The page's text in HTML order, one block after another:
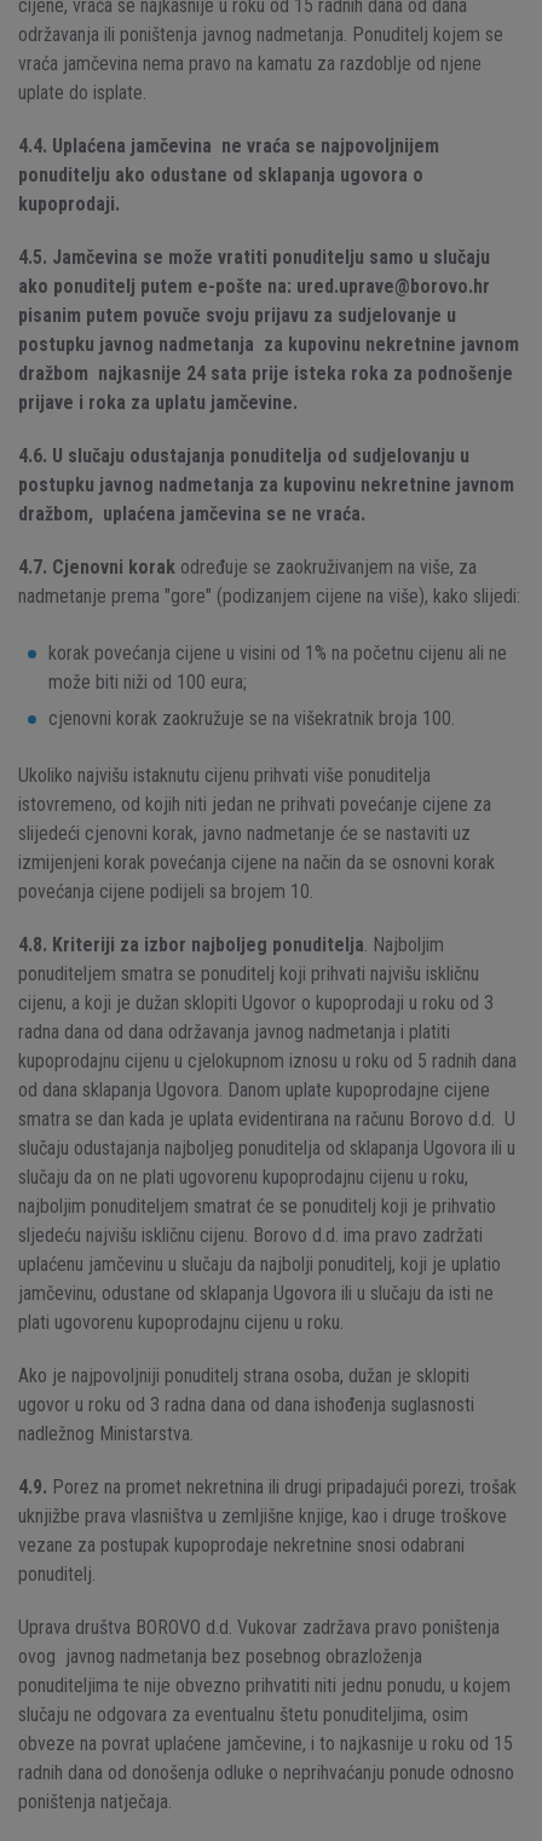
cijene, vraća se najkasnije u roku od 15 radnih dana od dana
održavanja ili poništenja javnog nadmetanja. Ponuditelj kojem se
vraća jamčevina nema pravo na kamatu za razdoblje od njene
uplate do isplate.
4.4. Uplaćena jamčevina ne vraća se najpovoljnijem
ponuditelju ako odustane od sklapanja ugovora o
kupoprodaji.
4.5. Jamčevina se može vratiti ponuditelju samo u slučaju
ako ponuditelj putem e-pošte na: ured.uprave@borovo.hr
pisanim putem povuče svoju prijavu za sudjelovanje u
postupku javnog nadmetanja za kupovinu nekretnine javnom
dražbom najkasnije 24 sata prije isteka roka za podnošenje
prijave i roka za uplatu jamčevine.
4.6. U slučaju odustajanja ponuditelja od sudjelovanju u
postupku javnog nadmetanja za kupovinu nekretnine javnom
dražbom, uplaćena jamčevina se ne vraća.
4.7. Cjenovni korak određuje se zaokruživanjem na više, za
nadmetanje prema "gore" (podizanjem cijene na više), kako slijedi:
korak povećanja cijene u visini od 1% na početnu cijenu ali ne
može biti niži od 100 eura;
cjenovni korak zaokružuje se na višekratnik broja 100.
Ukoliko najvišu istaknutu cijenu prihvati više ponuditelja
istovremeno, od kojih niti jedan ne prihvati povećanje cijene za
slijedeći cjenovni korak, javno nadmetanje će se nastaviti uz
izmijenjeni korak povećanja cijene na način da se osnovni korak
povećanja cijene podijeli sa brojem 10.
4.8. Kriteriji za izbor najboljeg ponuditelja. Najboljim
ponuditeljem smatra se ponuditelj koji prihvati najvišu iskličnu
cijenu, a koji je dužan sklopiti Ugovor o kupoprodaji u roku od 3
radna dana od dana održavanja javnog nadmetanja i platiti
kupoprodajnu cijenu u cjelokupnom iznosu u roku od 5 radnih dana
od dana sklapanja Ugovora. Danom uplate kupoprodajne cijene
smatra se dan kada je uplata evidentirana na računu Borovo d.d. U
slučaju odustajanja najboljeg ponuditelja od sklapanja Ugovora ili u
slučaju da on ne plati ugovorenu kupoprodajnu cijenu u roku,
najboljim ponuditeljem smatrat će se ponuditelj koji je prihvatio
sljedeću najvišu iskličnu cijenu. Borovo d.d. ima pravo zadržati
uplaćenu jamčevinu u slučaju da najbolji ponuditelj, koji je uplatio
jamčevinu, odustane od sklapanja Ugovora ili u slučaju da isti ne
plati ugovorenu kupoprodajnu cijenu u roku.
Ako je najpovoljniji ponuditelj strana osoba, dužan je sklopiti
ugovor u roku od 3 radna dana od dana ishođenja suglasnosti
nadležnog Ministarstva.
4.9. Porez na promet nekretnina ili drugi pripadajući porezi, trošak
uknjižbe prava vlasništva u zemljišne knjige, kao i druge troškove
vezane za postupak kupoprodaje nekretnine snosi odabrani
ponuditelj.
Uprava društva BOROVO d.d. Vukovar zadržava pravo poništenja
ovog javnog nadmetanja bez posebnog obrazloženja
ponuditeljima te nije obvezno prihvatiti niti jednu ponudu, u kojem
slučaju ne odgovara za eventualnu štetu ponuditeljima, osim
obveze na povrat uplaćene jamčevine, i to najkasnije u roku od 15
radnih dana od donošenja odluke o neprihvaćanju ponude odnosno
poništenja natječaja.